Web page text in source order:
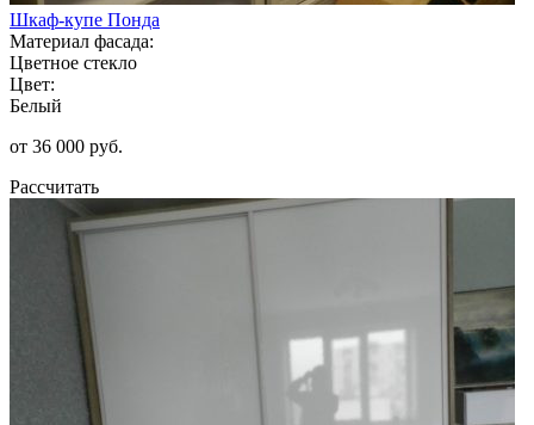
Шкаф-купе Понда
Материал фасада:
Цветное стекло
Цвет:
Белый
от 36 000 руб.
Рассчитать